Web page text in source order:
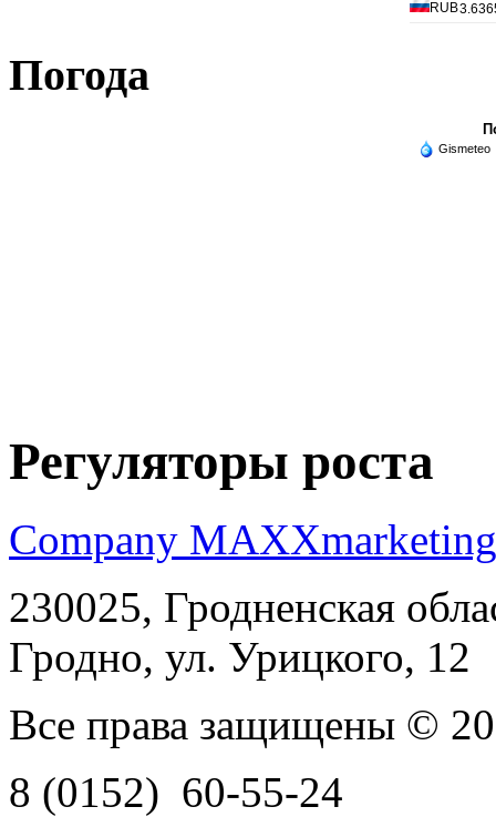
Погода
Gismeteo
Регуляторы роста
Company
230025, Гродненская
Гродно, ул. Урицкого, 12
Все права защищены ©
8 (0152) 60-55-24